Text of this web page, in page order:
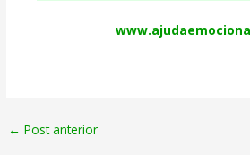
← Post anterior